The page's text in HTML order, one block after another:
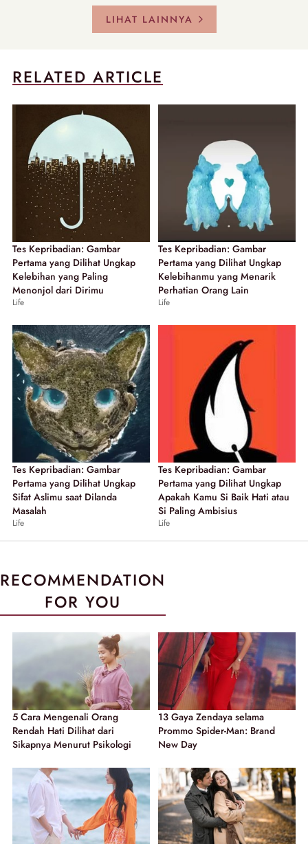
LIHAT LAINNYA
RELATED ARTICLE
Tes Kepribadian: Gambar
Pertama yang Dilihat Ungkap
Kelebihan yang Paling
Menonjol dari Dirimu
Life
Tes Kepribadian: Gambar
Pertama yang Dilihat Ungkap
Kelebihanmu yang Menarik
Perhatian Orang Lain
Life
Tes Kepribadian: Gambar
Pertama yang Dilihat Ungkap
Sifat Aslimu saat Dilanda
Masalah
Life
Tes Kepribadian: Gambar
Pertama yang Dilihat Ungkap
Apakah Kamu Si Baik Hati atau
Si Paling Ambisius
Life
RECOMMENDATION
FOR YOU
5 Cara Mengenali Orang
Rendah Hati Dilihat dari
Sikapnya Menurut Psikologi
13 Gaya Zendaya selama
Prommo Spider-Man: Brand
New Day